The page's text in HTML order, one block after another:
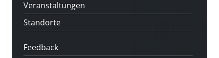
Veranstaltungen
Standorte
Feedback